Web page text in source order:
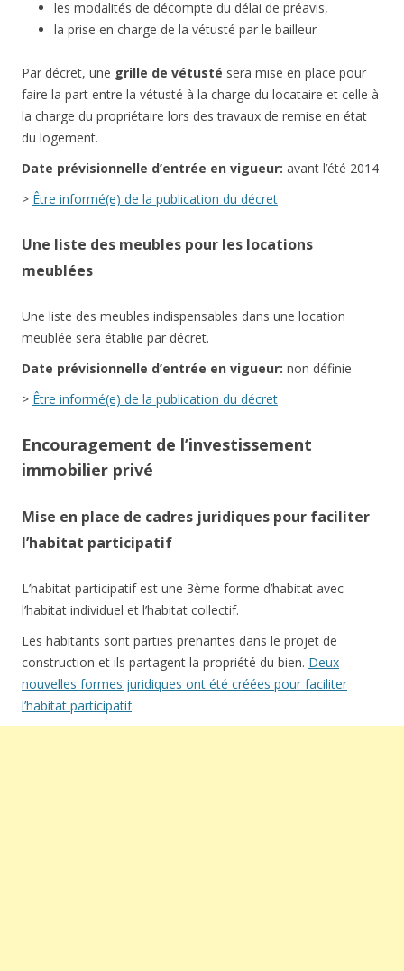
les modalités de décompte du délai de préavis,
la prise en charge de la vétusté par le bailleur
Par décret, une grille de vétusté sera mise en place pour
faire la part entre la vétusté à la charge du locataire et celle à
la charge du propriétaire lors des travaux de remise en état
du logement.
Date prévisionnelle d’entrée en vigueur: avant l’été 2014
> Être informé(e) de la publication du décret
Une liste des meubles pour les locations
meublées
Une liste des meubles indispensables dans une location
meublée sera établie par décret.
Date prévisionnelle d’entrée en vigueur: non définie
> Être informé(e) de la publication du décret
Encouragement de l’investissement
immobilier privé
Mise en place de cadres juridiques pour faciliter
l’habitat participatif
L’habitat participatif est une 3ème forme d’habitat avec
l’habitat individuel et l’habitat collectif.
Les habitants sont parties prenantes dans le projet de
construction et ils partagent la propriété du bien. Deux
nouvelles formes juridiques ont été créées pour faciliter
l’habitat participatif.